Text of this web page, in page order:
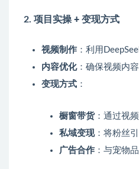
2. 项目实操 + 变现方式
视频制作 ：利用
内容优化：确保视频内
变现方式 ：
橱窗带货：通过视
私域变现：将粉丝
广告合作 ：与宠物